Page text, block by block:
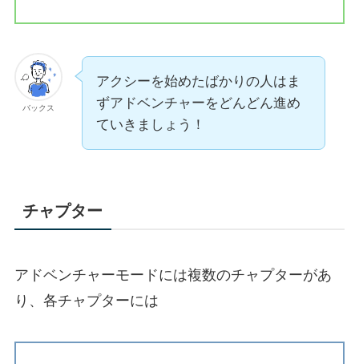
バックス
アクシーを始めたばかりの人はま
ずアドベンチャーをどんどん進め
ていきましょう！
チャプター
アドベンチャーモードには複数のチャプターがあ
り、各チャプターには